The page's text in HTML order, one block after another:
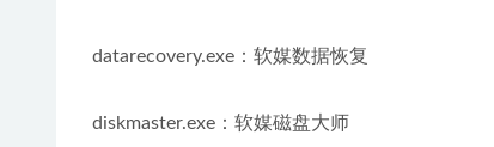
datarecovery.exe：软媒数据恢复
diskmaster.exe：软媒磁盘大师